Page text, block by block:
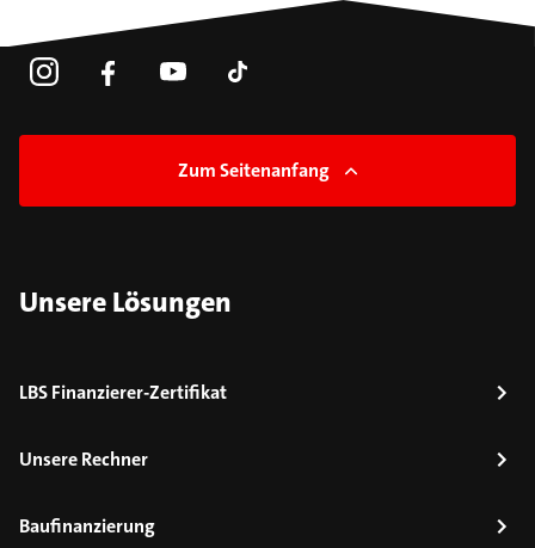
Zum Seitenanfang
Unsere Lösungen
LBS Finanzierer-Zertifikat
Unsere Rechner
Baufinanzierung